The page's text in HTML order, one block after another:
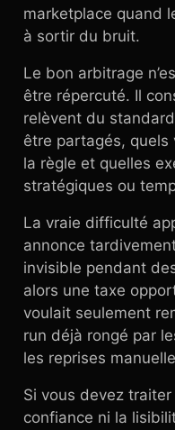
marketplace quand
à sortir du bruit.
Le bon arbitrage
être répercuté. Il
relèvent du
être partagés,
la règle et quelles
stratégiques ou
La vraie difficulté
annonce
invisible pendant
alors une taxe
voulait seulement
run déjà rongé par
les reprises
Si vous devez
confiance ni la